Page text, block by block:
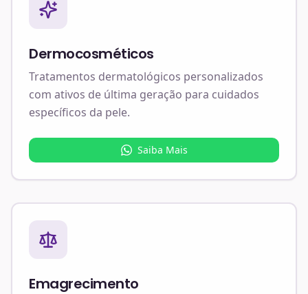
Dermocosméticos
Tratamentos dermatológicos personalizados
com ativos de última geração para cuidados
específicos da pele.
Saiba Mais
Emagrecimento